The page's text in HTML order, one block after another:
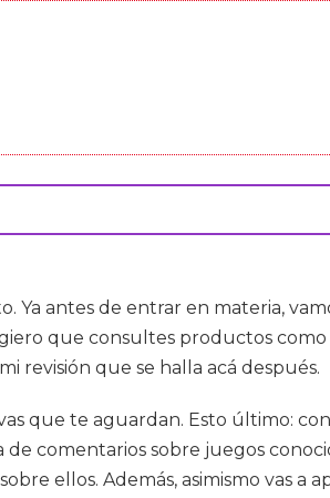
Ya antes de entrar en materia,
que consultes productos como
revisión que se halla acá después.
que te aguardan. Esto último:
comentarios sobre juegos
ellos. Además, asimismo vas a